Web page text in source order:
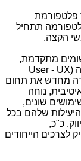
פלטפורמת
תתחיל
הקצה.
מתקדמת,
(
UX
-
User
מחדש את תחום
נוחה
שונים,
שלהם בכל
כ"כ,
לצרכים הייחודים